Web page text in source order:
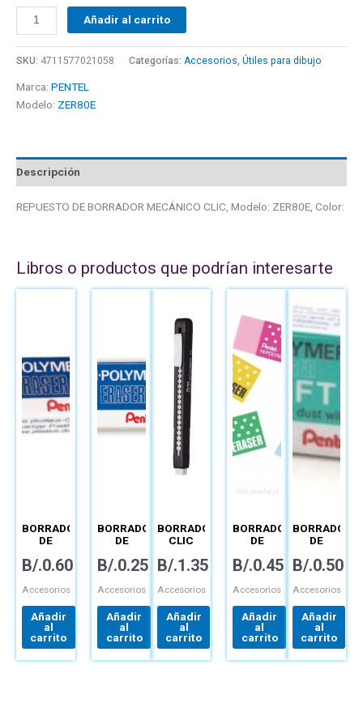
Añadir al carrito
SKU: 4711577021058 Categorías: Accesorios Útiles para dibujo
Marca: PENTEL
Modelo: ZER80E
Descripción
REPUESTO DE BORRADOR MECÁNICO CLIC, Modelo: ZER80E, Color:
Libros o productos que podrían interesarte
BORRADOR
DE
ZEH-10
B/.0.60
Accesorios
Añadir
al
carrito
BORRADOR
DE
ZEH-03E
B/.0.25
Accesorios
Añadir
al
carrito
BORRADOR
CLIC
CUADRADO
AE
B/.1.35
Accesorios
Añadir
al
carrito
BORRADOR
DE
ZEH-
B/.0.45
Accesorios
Añadir
al
carrito
BORRADOR
DE
HI –
– ZES-05
B/.0.50
Accesorios
Añadir
al
carrito